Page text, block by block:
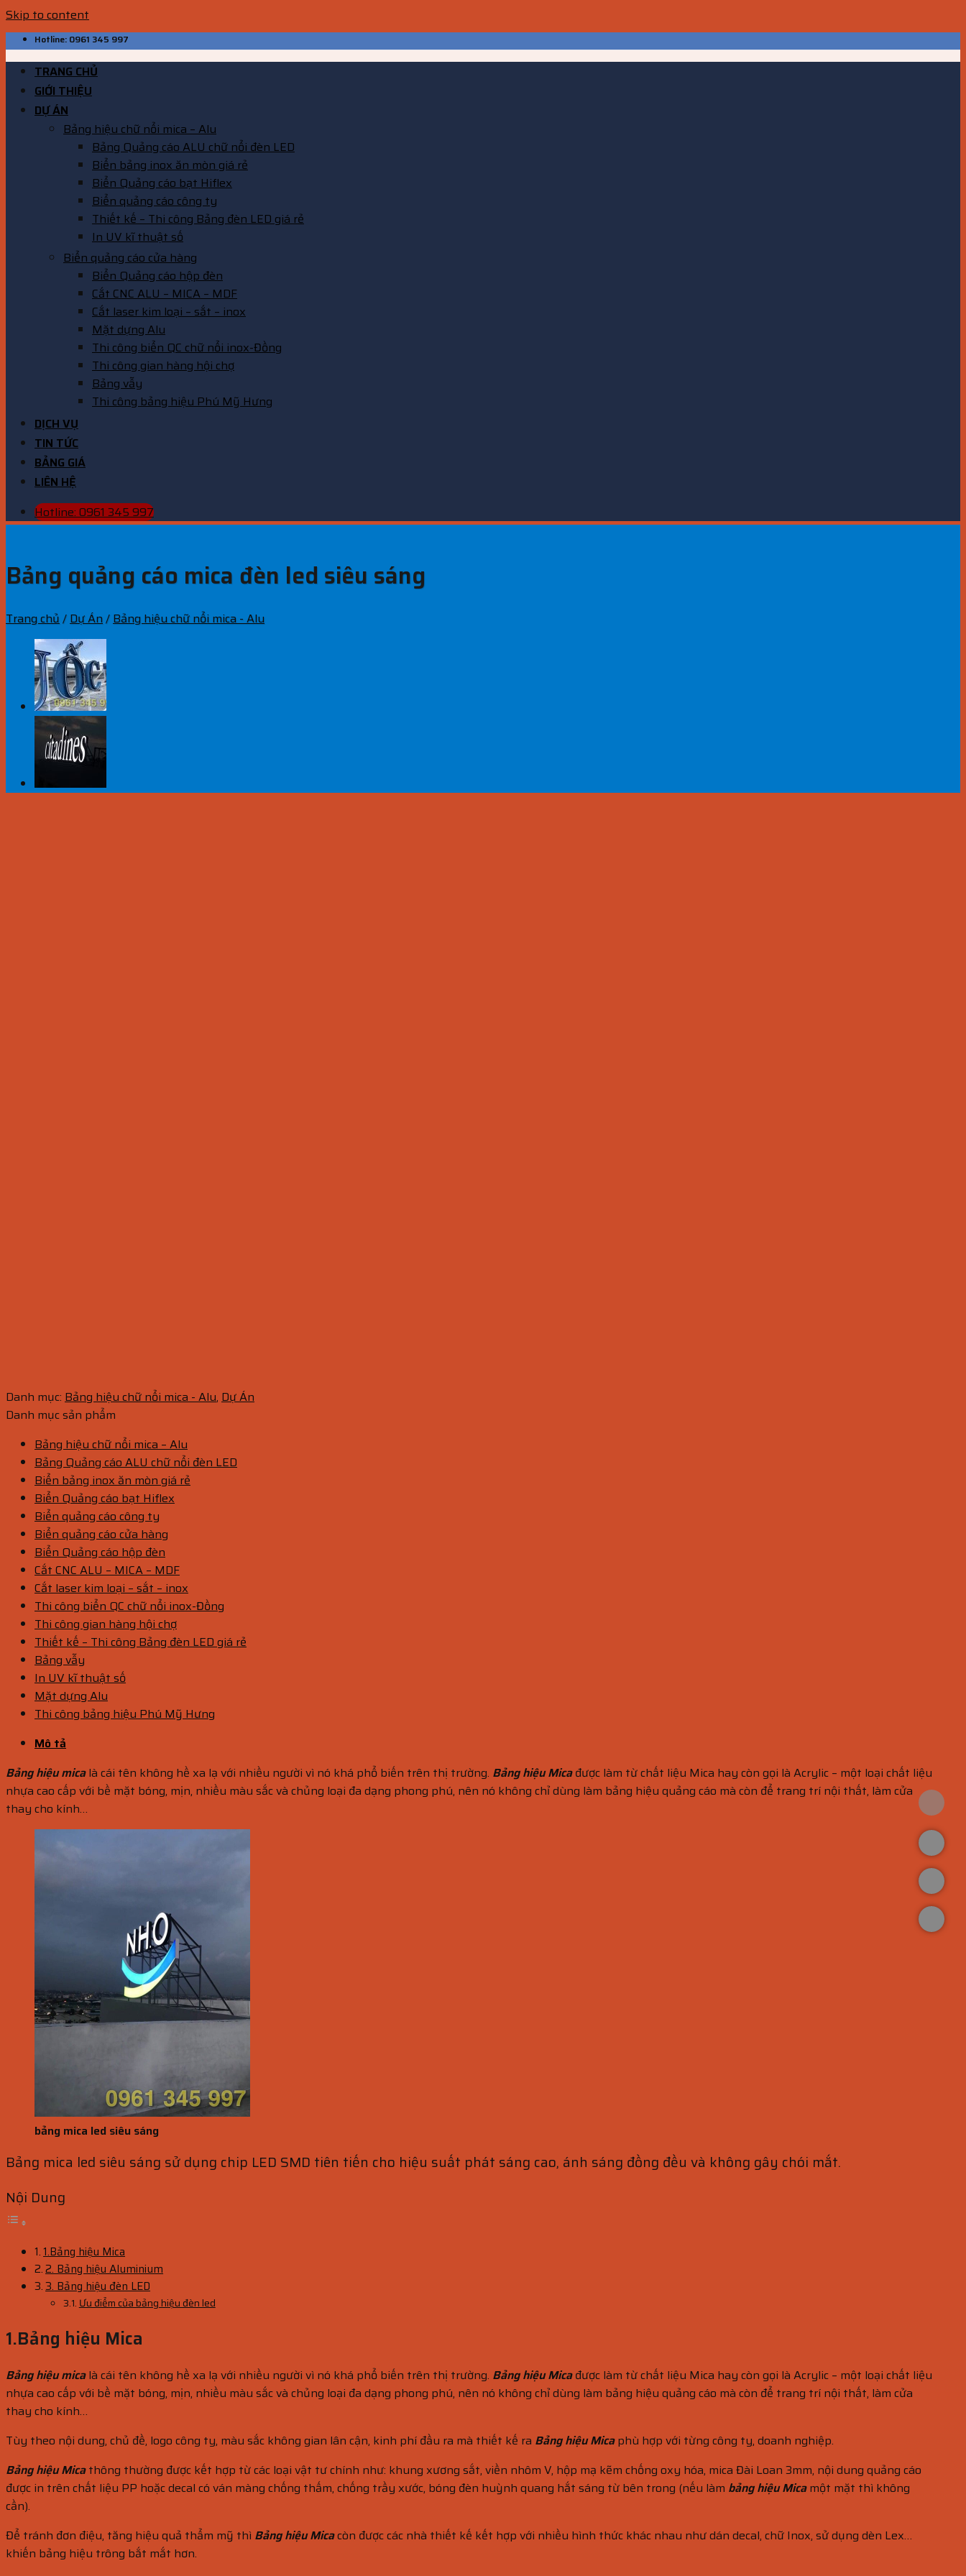
Skip to content
Hotline: 0961 345 997
TRANG CHỦ
GIỚI THIỆU
DỰ ÁN
Bảng hiệu chữ nổi mica – Alu
Bảng Quảng cáo ALU chữ nổi đèn LED
Biển bảng inox ăn mòn giá rẻ
Biển Quảng cáo bạt Hiflex
Biển quảng cáo công ty
Thiết kế – Thi công Bảng đèn LED giá rẻ
In UV kĩ thuật số
Biển quảng cáo cửa hàng
Biển Quảng cáo hộp đèn
Cắt CNC ALU – MICA – MDF
Cắt laser kim loại – sắt – inox
Mặt dựng Alu
Thi công biển QC chữ nổi inox-Đồng
Thi công gian hàng hội chợ
Bảng vẫy
Thi công bảng hiệu Phú Mỹ Hưng
DỊCH VỤ
TIN TỨC
BẢNG GIÁ
LIÊN HỆ
Hotline: 0961 345 997
Bảng quảng cáo mica đèn led siêu sáng
Trang chủ / Dự Án/ Bảng hiệu chữ nổi mica - Alu
Danh mục: Bảng hiệu chữ nổi mica - Alu, Dự Án
Danh mục sản phẩm
Bảng hiệu chữ nổi mica – Alu
Bảng Quảng cáo ALU chữ nổi đèn LED
Biển bảng inox ăn mòn giá rẻ
Biển Quảng cáo bạt Hiflex
Biển quảng cáo công ty
Biển quảng cáo cửa hàng
Biển Quảng cáo hộp đèn
Cắt CNC ALU – MICA – MDF
Cắt laser kim loại – sắt – inox
Thi công biển QC chữ nổi inox-Đồng
Thi công gian hàng hội chợ
Thiết kế – Thi công Bảng đèn LED giá rẻ
Bảng vẫy
In UV kĩ thuật số
Mặt dựng Alu
Thi công bảng hiệu Phú Mỹ Hưng
Mô tả
Bảng hiệu micalà cái tên không hề xa lạ với nhiều người vì nó khá phổ biến trên thị trường. Bảng hiệu Mica được làm từ chất liệu Mica hay còn gọi là Acrylic – một loại chất liệu
nhựa cao cấp với bề mặt bóng, mịn, nhiều màu sắc và chủng loại đa dạng phong phú, nên nó không chỉ dùng làm bảng hiệu quảng cáo mà còn để trang trí nội thất, làm cửa
thay cho kính…
bảng mica led siêu sáng
Bảng mica led siêu sáng sử dụng chip LED SMD tiên tiến cho hiệu suất phát sáng cao, ánh sáng đồng đều và không gây chói mắt.
Nội Dung
1.Bảng hiệu Mica
2. Bảng hiệu Aluminium
3. Bảng hiệu đèn LED
Ưu điểm của bảng hiệu đèn led
1.Bảng hiệu Mica
Bảng hiệu micalà cái tên không hề xa lạ với nhiều người vì nó khá phổ biến trên thị trường. Bảng hiệu Mica được làm từ chất liệu Mica hay còn gọi là Acrylic – một loại chất liệu
nhựa cao cấp với bề mặt bóng, mịn, nhiều màu sắc và chủng loại đa dạng phong phú, nên nó không chỉ dùng làm bảng hiệu quảng cáo mà còn để trang trí nội thất, làm cửa
thay cho kính…
Tùy theo nội dung, chủ đề, logo công ty, màu sắc không gian lân cận, kinh phí đầu ra mà thiết kế ra Bảng hiệu Micaphù hợp với từng công ty, doanh nghiệp.
Bảng hiệu Mica thông thường được kết hợp từ các loại vật tư chính như: khung xương sắt, viền nhôm V, hộp mạ kẽm chống oxy hóa, mica Đài Loan 3mm, nội dung quảng cáo
được in trên chất liệu PP hoặc decal có ván màng chống thấm, chống trầy xước, bóng đèn huỳnh quang hắt sáng từ bên trong (nếu làm bảng hiệu Mica một mặt thì không
cần).
Để tránh đơn điệu, tăng hiệu quả thẩm mỹ thì Bảng hiệu Micacòn được các nhà thiết kế kết hợp với nhiều hình thức khác nhau như dán decal, chữ Inox, sử dụng dèn Lex…
khiến bảng hiệu trông bắt mắt hơn.